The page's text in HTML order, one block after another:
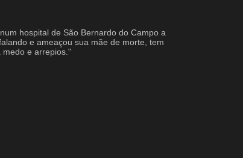
hospital de São Bernardo do Campo a
e ameaçou sua mãe de morte, tem
medo e arrepios."